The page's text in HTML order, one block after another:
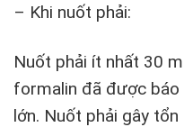
– Khi nuốt phải:
Nuốt phải ít nhất 30
formalin đã được báo
lớn. Nuốt phải gây